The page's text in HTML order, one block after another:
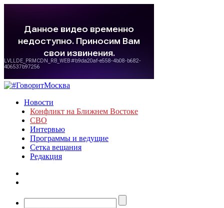
Новости
Конфликт на Ближнем Востоке
СВО
Интервью
Программы и ведущие
Сетка вещания
Редакция